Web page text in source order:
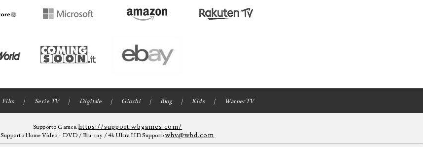
Film Serie TV Digitale Giochi Blog Kids WarnerTV
Supporto Games:https://support.wbgames.com/
Supporto Home Video - DVD / Blu-ray / 4k Ultra HD Support:whv@wbd.com